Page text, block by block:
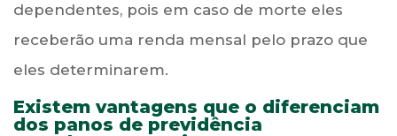
dependentes, pois em caso de morte eles
receberão uma renda mensal pelo prazo que
eles determinarem.
Existem vantagens que o diferenciam
dos panos de previdência